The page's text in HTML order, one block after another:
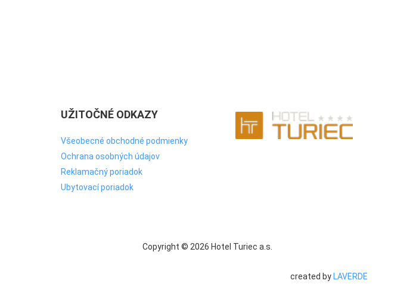
UŽITOČNÉ ODKAZY
Všeobecné obchodné podmienky
Ochrana osobných údajov
Reklamačný poriadok
Ubytovací poriadok
Copyright © 2026 Hotel Turiec a.s.
created by LAVERDE